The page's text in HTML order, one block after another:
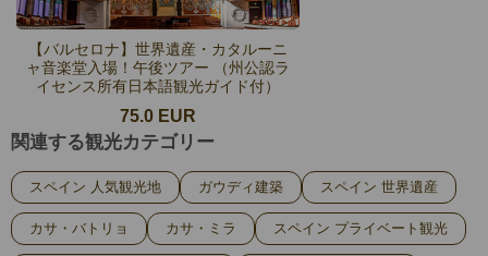
【バルセロナ】世界遺産・カタルーニ
ャ音楽堂入場！午後ツアー （州公認ラ
イセンス所有日本語観光ガイド付）
75.0 EUR
関連する観光カテゴリー
スペイン 人気観光地 ガウディ建築 スペイン 世界遺産
カサ・バトリョ カサ・ミラ スペイン プライベート観光